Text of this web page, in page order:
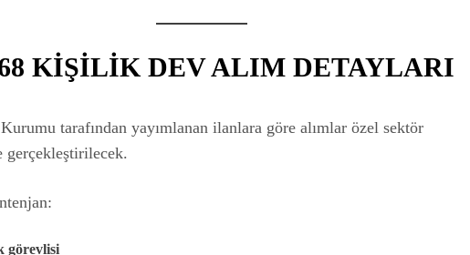
KİŞİLİK DEV ALIM DETAYLARI
tarafından yayımlanan ilanlara göre alımlar özel sektör
gerçekleştirilecek.
görevlisi